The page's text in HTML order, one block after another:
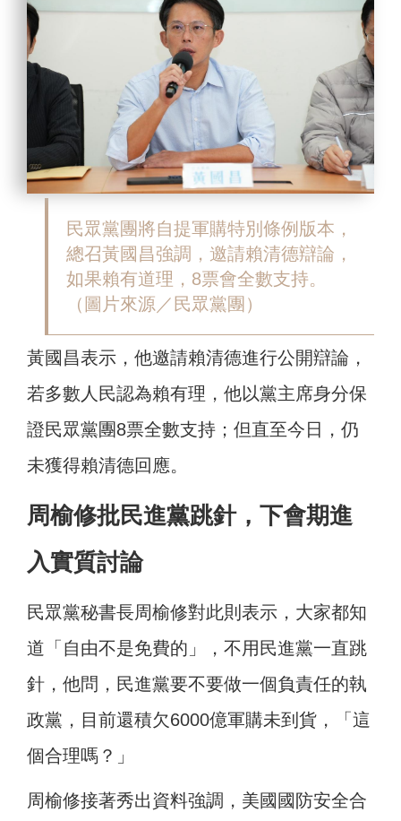
民眾黨團將自提軍購特別條例版本，
總召黃國昌強調，邀請賴清德辯論，
如果賴有道理，8票會全數支持。
（圖片來源／民眾黨團）
黃國昌表示，他邀請賴清德進行公開辯論，
若多數人民認為賴有理，他以黨主席身分保
證民眾黨團8票全數支持；但直至今日，仍
未獲得賴清德回應。
周榆修批民進黨跳針，下會期進
入實質討論
民眾黨秘書長周榆修對此則表示，大家都知
道「自由不是免費的」，不用民進黨一直跳
針，他問，民進黨要不要做一個負責任的執
政黨，目前還積欠6000億軍購未到貨，「這
個合理嗎？」
周榆修接著秀出資料強調，美國國防安全合